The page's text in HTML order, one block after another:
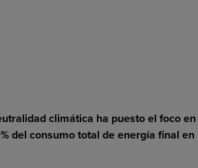
climática ha puesto el foco en
del consumo total de energía final en